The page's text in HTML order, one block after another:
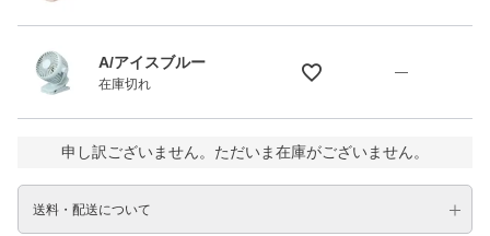
A/アイスブルー
在庫切れ
—
申し訳ございません。ただいま在庫がございません。
送料・配送について